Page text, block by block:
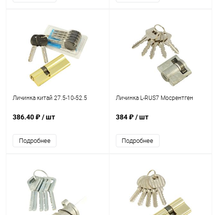
Личинка китай 27.5-10-52.5
386.40 ₽/ шт
Подробнее
Личинка L-RUS7 Мосрентген
384 ₽/ шт
Подробнее